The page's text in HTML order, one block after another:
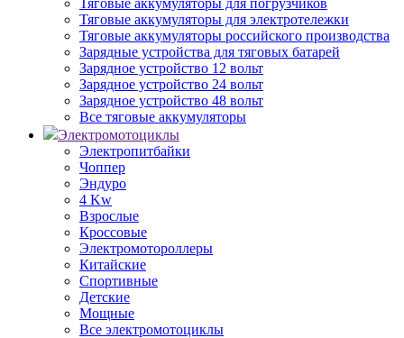
Тяговые аккумуляторы для погрузчиков
Тяговые аккумуляторы для электротележки
Тяговые аккумуляторы российского производства
Зарядные устройства для тяговых батарей
Зарядное устройство 12 вольт
Зарядное устройство 24 вольт
Зарядное устройство 48 вольт
Все тяговые аккумуляторы
Электромотоциклы
Электропитбайки
Чоппер
Эндуро
4 Kw
Взрослые
Кроссовые
Электромотороллеры
Китайские
Спортивные
Детские
Мощные
Все электромотоциклы